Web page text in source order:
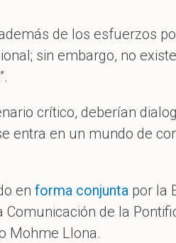
de los esfuerzos
sin embargo, no
crítico, deberían
entra en un mundo de
en forma conjunta por la
de la
Mohme Llona.